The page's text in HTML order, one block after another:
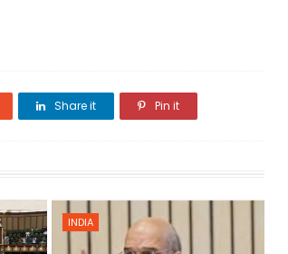
Share it Pin it
INDIA